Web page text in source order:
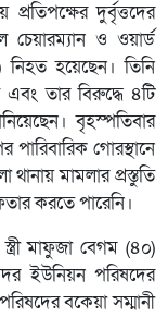
দুর্বৃত্তদের
ও ওয়ার্ড
হয়েছেন। তিনি
তার বিরুদ্ধে ৪টি
বৃহস্পতিবার
গোরস্থানে
মামলার প্রস্তুতি
করতে পারেনি।
মাফুজা বেগম (৪০)
ইউনিয়ন পরিষদের
বকেয়া সম্মানী